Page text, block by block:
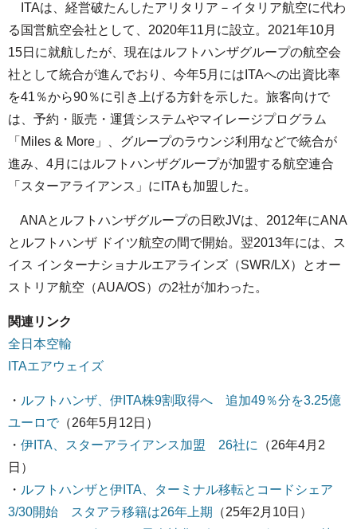
ITAは、経営破たんしたアリタリア－イタリア航空に代わ
る国営航空会社として、2020年11月に設立。2021年10月
15日に就航したが、現在はルフトハンザグループの航空会
社として統合が進んでおり、今年5月にはITAへの出資比率
を41％から90％に引き上げる方針を示した。旅客向けで
は、予約・販売・運賃システムやマイレージプログラム
「Miles & More」、グループのラウンジ利用などで統合が
進み、4月にはルフトハンザグループが加盟する航空連合
「スターアライアンス」にITAも加盟した。
ANAとルフトハンザグループの日欧JVは、2012年にANA
とルフトハンザ ドイツ航空の間で開始。翌2013年には、ス
イス インターナショナルエアラインズ（SWR/LX）とオー
ストリア航空（AUA/OS）の2社が加わった。
関連リンク
全日本空輸
ITAエアウェイズ
・ ルフトハンザ、伊ITA株9割取得へ 追加49％分を3.25億
ユーロで（26年5月12日）
・ 伊ITA、スターアライアンス加盟 26社に
（26年4月2
日）
・ ルフトハンザと伊ITA、ターミナル移転とコードシェア
3/30開始 スタアラ移籍は26年上期
（25年2月10日）